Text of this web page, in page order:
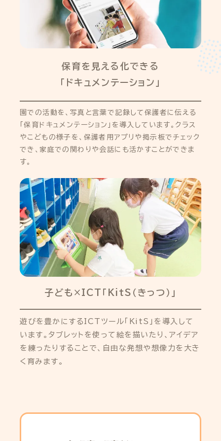
保育を見える化できる
「ドキュメンテーション」
園での活動を、写真と言葉で記録して保護者に伝える
「保育ドキュメンテーション」を導入しています。クラス
やこどもの様子を、保護者用アプリや掲示板でチェック
でき、家庭での関わりや会話にも活かすことができま
す。
子ども×ICT「KitS（きっつ）」
遊びを豊かにするICTツール「KitS」を導入して
います。タブレットを使って絵を描いたり、アイデア
を練ったりすることで、自由な発想や想像力を大き
く育みます。